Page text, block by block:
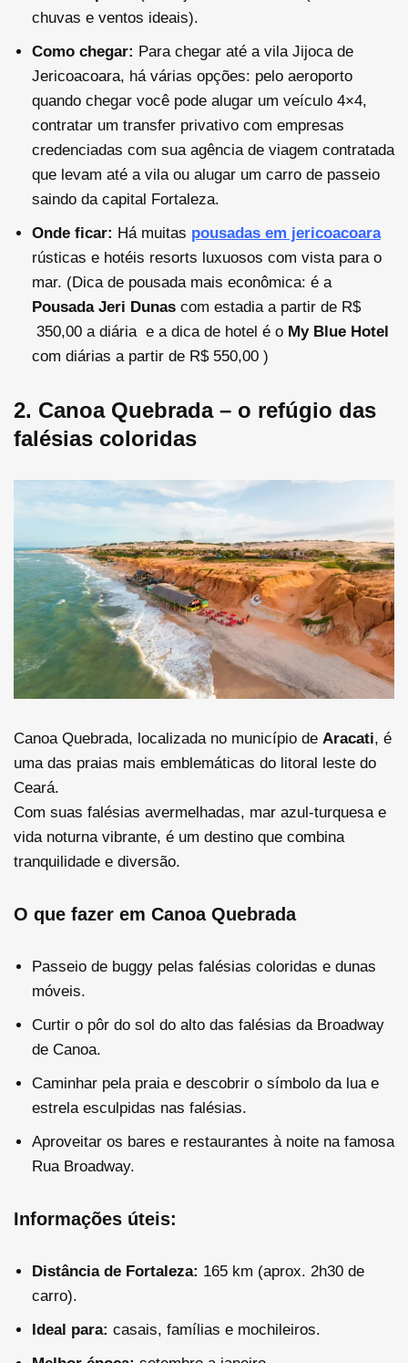
chuvas e ventos ideais).
Como chegar: Para chegar até a vila Jijoca de
Jericoacoara, há várias opções: pelo aeroporto
quando chegar você pode alugar um veículo 4×4,
contratar um transfer privativo com empresas
credenciadas com sua agência de viagem contratada
que levam até a vila ou alugar um carro de passeio
saindo da capital Fortaleza.
Onde ficar: Há muitas pousadas em jericoacoara
rústicas e hotéis resorts luxuosos com vista para o
mar. (Dica de pousada mais econômica: é a
Pousada Jeri Dunas com estadia a partir de R$
350,00 a diária e a dica de hotel é o My Blue Hotel
com diárias a partir de R$550,00 )
2. Canoa Quebrada – o refúgio das
falésias coloridas
Canoa Quebrada, localizada no município de Aracati, é
uma das praias mais emblemáticas do litoral leste do
Ceará.
Com suas falésias avermelhadas, mar azul-turquesa e
vida noturna vibrante, é um destino que combina
tranquilidade e diversão.
O que fazer em Canoa Quebrada
Passeio de buggy pelas falésias coloridas e dunas
móveis.
Curtir o pôr do sol do alto das falésias da Broadway
de Canoa.
Caminhar pela praia e descobrir o símbolo da lua e
estrela esculpidas nas falésias.
Aproveitar os bares e restaurantes à noite na famosa
Rua Broadway.
Informações úteis:
Distância de Fortaleza: 165 km (aprox. 2h30 de
carro).
Ideal para: casais, famílias e mochileiros.